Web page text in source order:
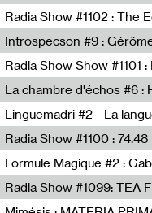
Sammy Stein
Radio Grenouille
Introspecson #9 :
Pierre Henry,Gérôme
Jimmy Peggie,radioart106
La chambre d'échos #6 :
Revue Les
Linguemadri #2 - La
Meris Angioletti
radio x
Formule Magique #2 :
Nathalie Lacroix,Gabriel
TEAFM